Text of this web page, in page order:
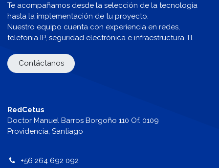
Te acompañamos desde la selección de la tecnología
hasta la implementación de tu proyecto.
Nuestro equipo cuenta con experiencia en redes,
telefonía IP, seguridad electrónica e infraestructura TI.
Contáctanos
RedCetus
Doctor Manuel Barros Borgoño 110 Of. 0109
Providencia, Santiago
+56 264 692 092